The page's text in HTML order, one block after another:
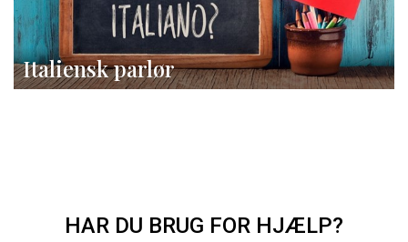
Italiensk parlør
HAR DU BRUG FOR HJÆLP?